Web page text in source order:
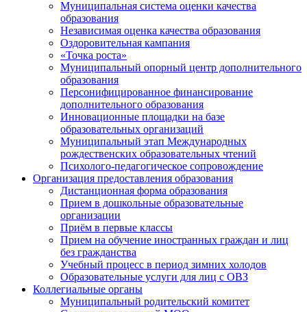
Муниципальная система оценки качества
образования
Независимая оценка качества образования
Оздоровительная кампания
«Точка роста»
Муниципальный опорный центр дополнительного
образования
Персонифицированное финансирование
дополнительного образования
Инновационные площадки на базе
образовательных организаций
Муниципальный этап Международных
рождественских образовательных чтений
Психолого-педагогическое сопровождение
Организация предоставления образования
Дистанционная форма образования
Прием в дошкольные образовательные
организации
Приём в первые классы
Прием на обучение иностранных граждан и лиц
без гражданства
Учебный процесс в период зимних холодов
Образовательные услуги для лиц с ОВЗ
Коллегиальные органы
Муниципальный родительский комитет